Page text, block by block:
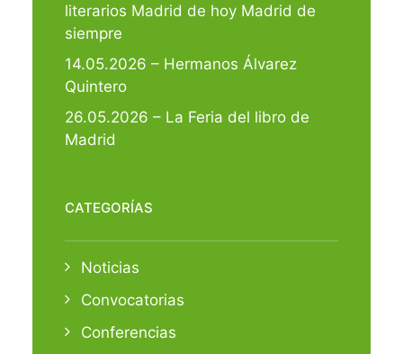
literarios Madrid de hoy Madrid de
siempre
14.05.2026 – Hermanos Álvarez
Quintero
26.05.2026 – La Feria del libro de
Madrid
CATEGORÍAS
Noticias
Convocatorias
Conferencias